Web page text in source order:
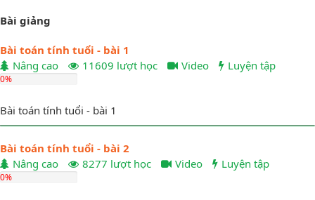
Bài giảng
Bài toán tính tuổi - bài 1
Nâng cao
11609 lượt học Video Luyện tập
0%
Bài toán tính tuổi - bài 1
Bài toán tính tuổi - bài 2
Nâng cao
8277 lượt học Video Luyện tập
0%